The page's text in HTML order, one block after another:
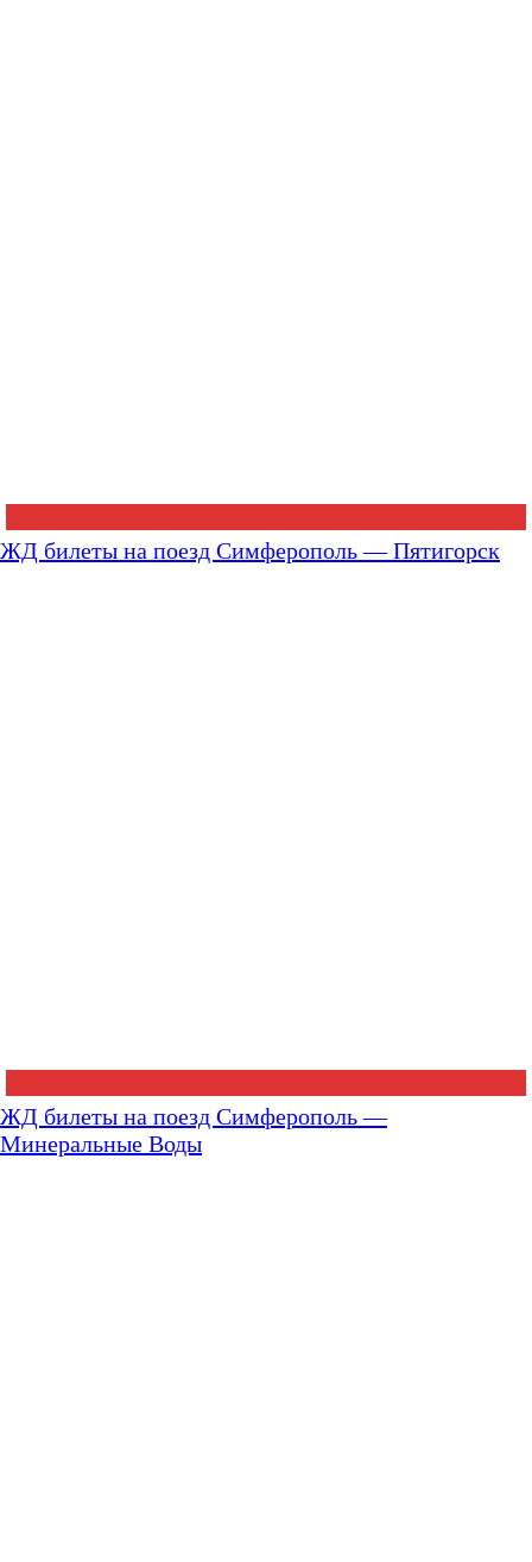
ЖД билеты на поезд Симферополь — Пятигорск
ЖД билеты на поезд Симферополь —
Минеральные Воды